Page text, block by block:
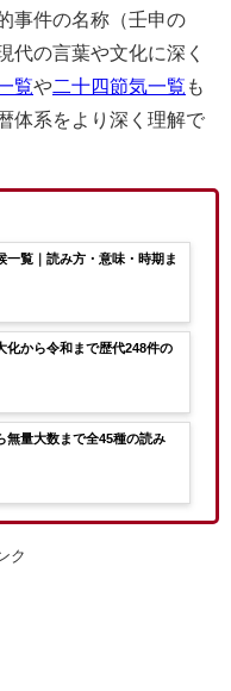
事件の名称（壬申の
代の言葉や文化に深く
覧や二十四節気一覧 も
体系をより深く理解で
一覧｜読み方・意味・時期ま
化から令和まで歴代248件の
無量大数まで全45種の読み
ク